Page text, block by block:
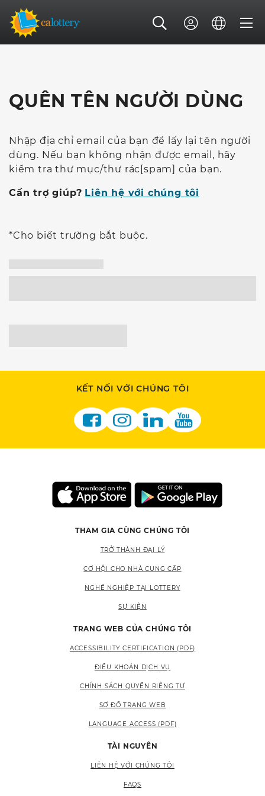
QUÊN TÊN NGƯỜI DÙNG
Nhập địa chỉ email của bạn để lấy lại tên người
dùng. Nếu bạn không nhận được email, hãy
kiểm tra thư mục/thư rác[spam] của bạn.
Cần trợ giúp? Liên hệ với chúng tôi
*Cho biết trường bắt buộc.
KẾT NỐI VỚI CHÚNG TÔI
THAM GIA CÙNG CHÚNG TÔI
TRỞ THÀNH ĐẠI LÝ
CƠ HỘI CHO NHÀ CUNG CẤP
NGHỀ NGHIỆP TẠI LOTTERY
SỰ KIỆN
TRANG WEB CỦA CHÚNG TÔI
ACCESSIBILITY CERTIFICATION (PDF)
ĐIỀU KHOẢN DỊCH VỤ
CHÍNH SÁCH QUYỀN RIÊNG TƯ
SƠ ĐỒ TRANG WEB
LANGUAGE ACCESS (PDF)
TÀI NGUYÊN
LIÊN HỆ VỚI CHÚNG TÔI
FAQS